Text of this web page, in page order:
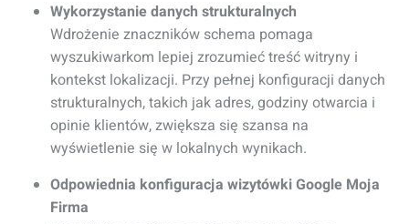
Wykorzystanie danych strukturalnych
Wdrożenie znaczników schema pomaga
wyszukiwarkom lepiej zrozumieć treść witryny i
kontekst lokalizacji. Przy pełnej konfiguracji danych
strukturalnych, takich jak adres, godziny otwarcia i
opinie klientów, zwiększa się szansa na
wyświetlenie się w lokalnych wynikach.
Odpowiednia konfiguracja wizytówki Google Moja
Firma